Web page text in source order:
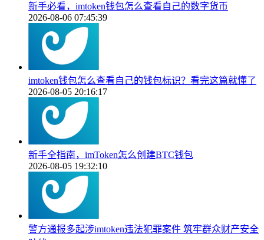
新手必看，imtoken钱包怎么查看自己的数字货币
2026-08-06 07:45:39
imtoken钱包怎么查看自己的钱包标识？看完这篇就懂了
2026-08-05 20:16:17
新手全指南，imToken怎么创建BTC钱包
2026-08-05 19:32:10
警方通报多起涉imtoken违法犯罪案件 筑牢群众财产安全